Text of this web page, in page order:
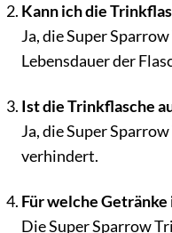
Kann ich die
Ja, die Super
Lebensdauer der
Ist die Trinkflasche
Ja, die Super
verhindert.
Für welche
Die Super Sparrow